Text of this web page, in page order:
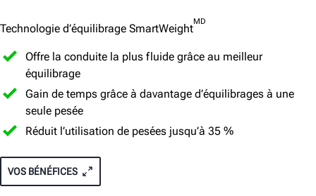
Technologie d’équilibrage SmartWeight
MD
Offre la conduite la plus fluide grâce au meilleur
équilibrage
Gain de temps grâce à davantage d’équilibrages à une
seule pesée
Réduit l’utilisation de pesées jusqu’à 35 %
VOS BÉNÉFICES